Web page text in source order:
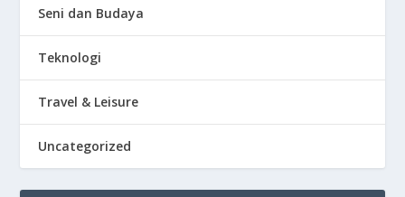
Seni dan Budaya
Teknologi
Travel & Leisure
Uncategorized